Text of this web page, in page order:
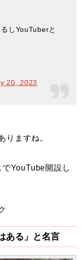
しYouTuberと
20, 2023
りますね。
YouTube開設し
ある」と名言